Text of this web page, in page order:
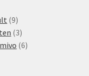
99
produktů
33
produkty
66